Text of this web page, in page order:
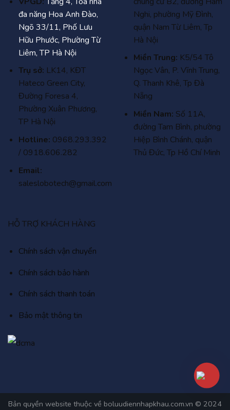
đa năng Hoa Anh Đào,
Ngõ 33/11, Phố Lưu
Hữu Phước, Phường Từ
Liêm, TP Hà Nội
Trụ sở: LK14, KĐT
Hateco Green City,
Đường Foresa 4,
Phường Xuân Phương,
TP Hà Nội
Hotline: 0968.293.392
/ 0918.606.282
Email:
saleslobotech@gmail.com
Nghi, phường Mỹ Đình,
quận Nam Từ Liêm, Tp
Hà Nội
Miền Trung: K5/54 Tô
Ngọc Vân, P. Vĩnh Trung,
Q. Thanh Khê, Tp Đà
Nẵng
Miền Nam: Số 11A,
đường Tam Bình, phường
Hiệp Bình Chánh, quận
Thủ Đức, Tp Hồ Chí Minh
HỖ TRỢ KHÁCH HÀNG
Chính sách vận chuyển
Chính sách bảo hành
Chính sách thanh toán
Bảo mật thông tin
Bản quyền website thuộc về boluudiennhapkhau.com.vn © 2024